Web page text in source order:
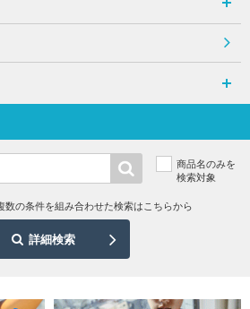
商品名のみを
検索対象
数の条件を組み合わせた検索はこちらから
詳細検索